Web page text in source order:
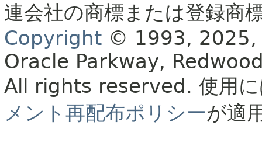
連会社の商標または登録商
Copyright © 1993, 2025,
Oracle Parkway,
All rights reserved. 使用
メント再配布ポリシーが適